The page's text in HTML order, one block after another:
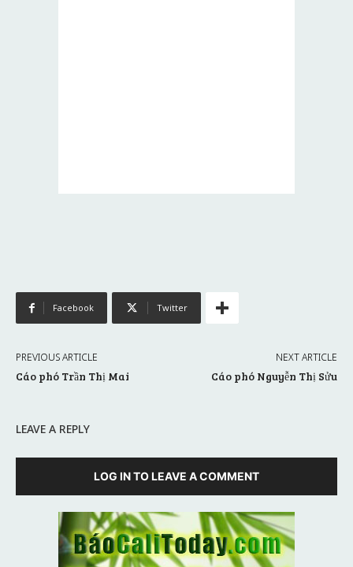
Facebook Twitter
PREVIOUS ARTICLE
Cáo phó Trần Thị Mai
NEXT ARTICLE
Cáo phó Nguyễn Thị Sửu
LEAVE A REPLY
LOG IN TO LEAVE A COMMENT